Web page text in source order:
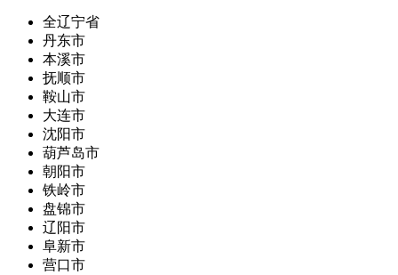
全辽宁省
丹东市
本溪市
抚顺市
鞍山市
大连市
沈阳市
葫芦岛市
朝阳市
铁岭市
盘锦市
辽阳市
阜新市
营口市